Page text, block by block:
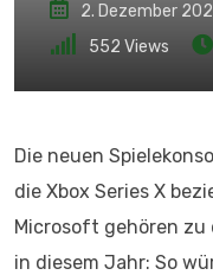
2. Dezember
552 Views
Die neuen
die Xbox Series X
Microsoft gehören zu
in diesem Jahr: So